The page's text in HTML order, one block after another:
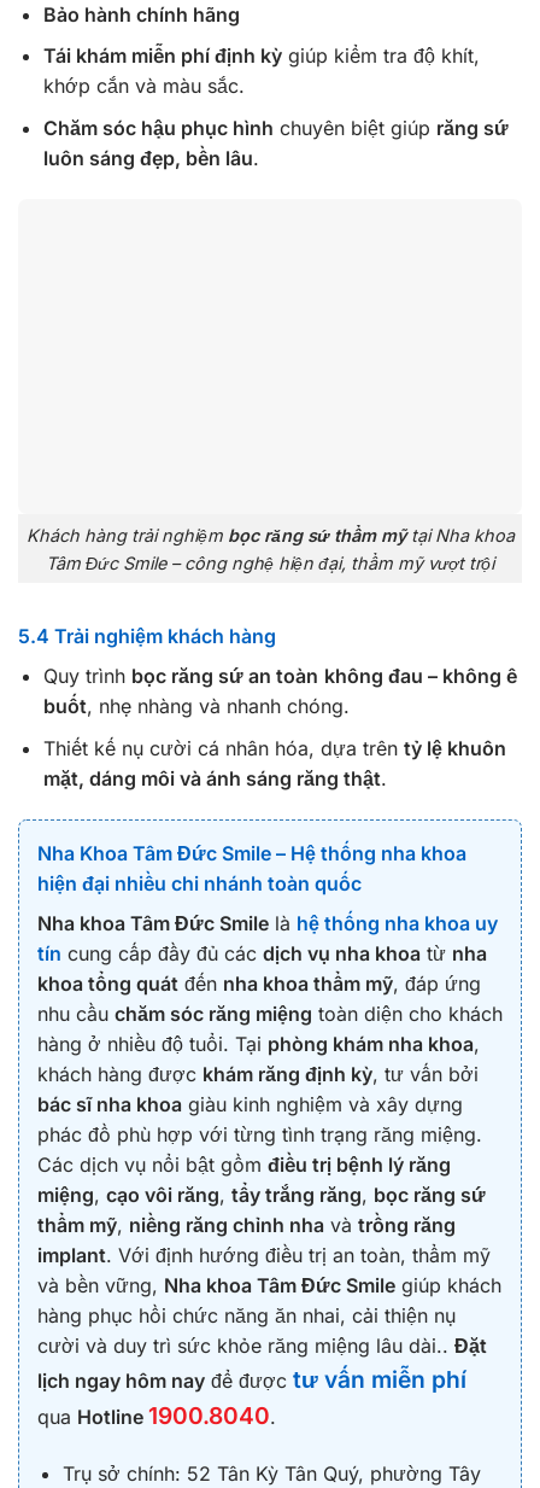
Bảo hành chính hãng
Tái khám miễn phí định kỳgiúp kiểm tra độ khít,
khớp cắn và màu sắc.
Chăm sóc hậu phục hình chuyên biệt giúp răng sứ
luôn sáng đẹp, bền lâu.
Khách hàng trải nghiệm bọc răng sứ thẩm mỹtại Nha khoa
Tâm Đức Smile – công nghệ hiện đại, thẩm mỹ vượt trội
5.4 Trải nghiệm khách hàng
Quy trình bọc răng sứ an toàn không đau – không ê
buốt, nhẹ nhàng và nhanh chóng.
Thiết kế nụ cười cá nhân hóa, dựa trên tỷ lệ khuôn
mặt, dáng môi và ánh sáng răng thật.
Nha Khoa Tâm Đức Smile – Hệ thống nha khoa
hiện đại nhiều chi nhánh toàn quốc
Nha khoa Tâm Đức Smile là hệ thống nha khoa uy
tín cung cấp đầy đủ các dịch vụ nha khoa từ nha
khoa tổng quát đến nha khoa thẩm mỹ, đáp ứng
nhu cầu chăm sóc răng miệng toàn diện cho khách
hàng ở nhiều độ tuổi. Tại phòng khám nha khoa,
khách hàng được khám răng định kỳ, tư vấn bởi
bác sĩ nha khoa giàu kinh nghiệm và xây dựng
phác đồ phù hợp với từng tình trạng răng miệng.
Các dịch vụ nổi bật gồm điều trị bệnh lý răng
miệng, cạo vôi răng, tẩy trắng răng, bọc răng sứ
thẩm mỹ, niềng răng chỉnh nha và trồng răng
implant. Với định hướng điều trị an toàn, thẩm mỹ
và bền vững, Nha khoa Tâm Đức Smile giúp khách
hàng phục hồi chức năng ăn nhai, cải thiện nụ
cười và duy trì sức khỏe răng miệng lâu dài.. Đặt
lịch ngay hôm nay để được tư vấn miễn phí
qua Hotline 1900.8040.
Trụ sở chính: 52 Tân Kỳ Tân Quý, phường Tây